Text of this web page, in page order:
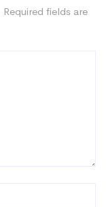
Required fields are